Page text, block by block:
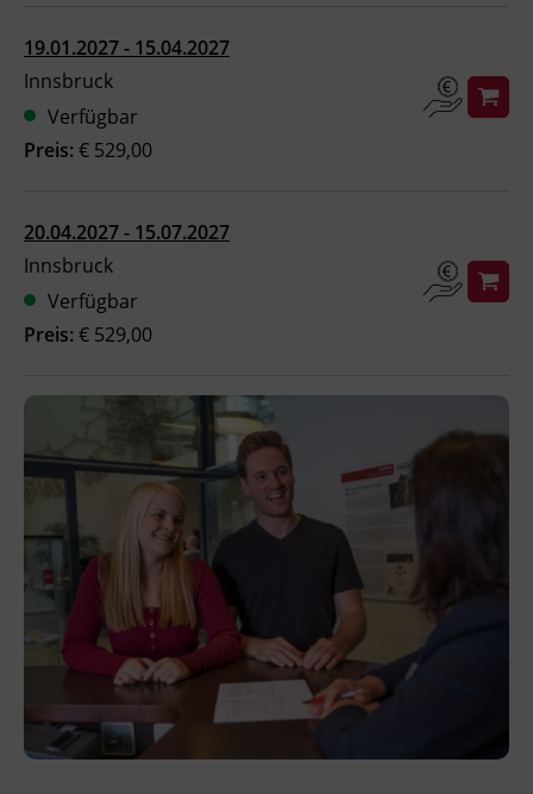
Ingenieurzertifizierung
BFI Reutte
BFI Schwaz
19.01.2027 - 15.04.2027
Innsbruck
Verfügbar
Preis: € 529,00
20.04.2027 - 15.07.2027
Innsbruck
Verfügbar
Preis: € 529,00